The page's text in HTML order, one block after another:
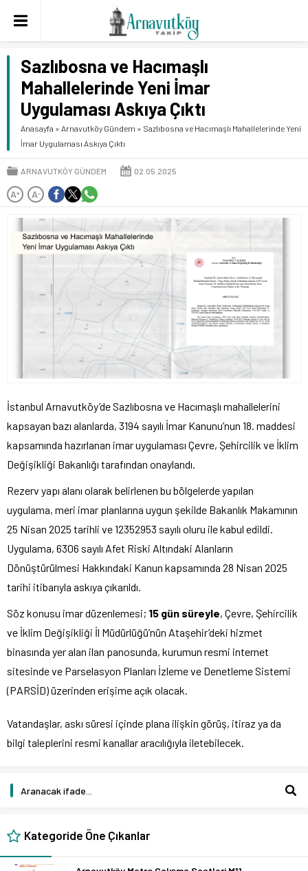
Sazlıbosna ve Hacımaşlı
Mahallelerinde Yeni İmar
Uygulaması Askıya Çıktı
Anasayfa » Arnavutköy Gündem » Sazlıbosna ve Hacımaşlı Mahallelerinde Yeni
İmar Uygulaması Askıya Çıktı
ARNAVUTKÖY GÜNDEM 02.05.2025
A+ A-
İstanbul Arnavutköy’de Sazlıbosna ve Hacımaşlı mahallelerini
kapsayan bazı alanlarda, 3194 sayılı İmar Kanunu’nun 18. maddesi
kapsamında hazırlanan imar uygulaması Çevre, Şehircilik ve İklim
Değişikliği Bakanlığı tarafından onaylandı.
Rezerv yapı alanı olarak belirlenen bu bölgelerde yapılan
uygulama, meri imar planlarına uygun şekilde Bakanlık Makamının
25 Nisan 2025 tarihli ve 12352953 sayılı oluru ile kabul edildi.
Uygulama, 6306 sayılı Afet Riski Altındaki Alanların
Dönüştürülmesi Hakkındaki Kanun kapsamında 28 Nisan 2025
tarihi itibarıyla askıya çıkarıldı.
Söz konusu imar düzenlemesi; 15 gün süreyle, Çevre, Şehircilik
ve İklim Değişikliği İl Müdürlüğü’nün Ataşehir’deki hizmet
binasında yer alan ilan panosunda, kurumun resmi internet
sitesinde ve Parselasyon Planları İzleme ve Denetleme Sistemi
(PARSİD) üzerinden erişime açık olacak.
Vatandaşlar, askı süresi içinde plana ilişkin görüş, itiraz ya da
bilgi taleplerini resmi kanallar aracılığıyla iletebilecek.
Kategoride Öne Çıkanlar